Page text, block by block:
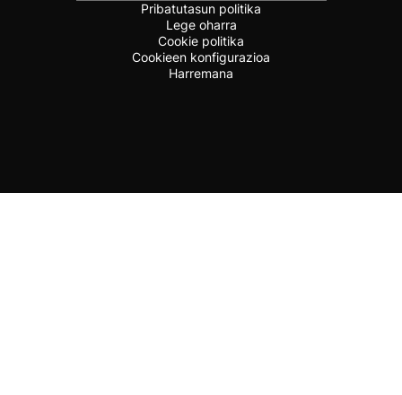
Pribatutasun politika
Lege oharra
Cookie politika
Cookieen konfigurazioa
Harremana